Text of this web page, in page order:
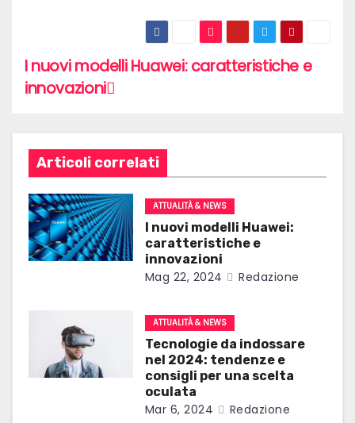
N
a
g
a
z
I nuovi modelli Huawei: caratteristiche e
innovazioni
Articoli correlati
ATTUALITÀ & NEWS
I nuovi modelli Huawei:
caratteristiche e
innovazioni
Mag 22, 2024 Redazione
ATTUALITÀ & NEWS
Tecnologie da indossare
nel 2024: tendenze e
consigli per una scelta
oculata
Mar 6, 2024 Redazione